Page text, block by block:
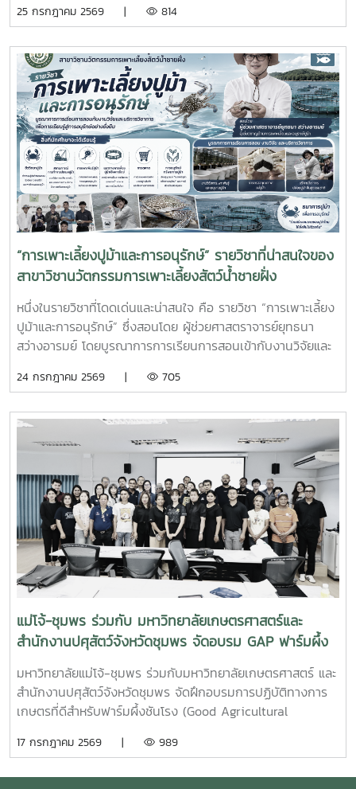
การและหน่วยงานภาคีเครือข่ายเป็นระยะเวลา 4 เดือน เพื่อให้
ความรู้จากห้องเรียนไปประยุกต์ใช้ในการทำงานจริงทั้งนี้ สหกิจ
ศึกษาเป็นส่วนสำคัญของการจัดการเรียนการสอน ที่มุ่งเน้นการ
ผลิตบัณฑิตให้มีความพร้อมทั้งด้านวิชาการและวิชาชีพ นักศึกษา
จะได้ฝึกทักษะการทำงานในสภาพแวดล้อมจริง เรียนรู้การแก้ไข
ปัญหาเฉพาะหน้า อดทน สู้งาน ซื่อสัตย์ มีสัมมาคารวะ ทำงาน
ร่วมกับผู้อื่นได้ และการปรับตัวให้เข้ากับองค์กร ตลอดจนพัฒนา
ทักษะวิชาชีพด้านการเพาะเลี้ยงสัตว์น้ำชายฝั่ง ให้สอดคล้องกับ
ความต้องการของภาคอุตสาหกรรมการผลิตสัตว์น้ำและอื่นๆที่
เกี่ยวข้อง
25 กรกฎาคม 2569 | 814
“การเพาะเลี้ยงปูม้าและการอนุรักษ์” รายวิชาที่น่าสนใจของ
สาขาวิชานวัตกรรมการเพาะเลี้ยงสัตว์น้ำชายฝั่ง
หนึ่งในรายวิชาที่โดดเด่นและน่าสนใจ คือ รายวิชา “การเพาะเลี้ยง
ปูม้าและการอนุรักษ์” ซึ่งสอนโดย ผู้ช่วยศาสตราจารย์ยุทธนา
สว่างอารมย์ โดยบูรณาการการเรียนการสอนเข้ากับงานวิจัยและ
และภาคปฏิบัติ ตั้งแต่ชีววิทยาและวงจรชีวิตของปูม้า การเพาะ
และการฟื้นฟูทรัพยากรปูม้าในพื้นที่ชายฝั่งนักศึกษาจะได้ลงพื้นที่
ปฏิบัติงานจริง ร่วมศึกษาวิจัยและทำกิจกรรมบริการวิชาการกับ
ชุมชน ภาคีเครือข่าย และหน่วยงานที่เกี่ยวข้อง เพื่อแลกเปลี่ยน
องค์ความรู้และร่วมกันพัฒนาแนวทางการอนุรักษ์ทรัพยากรทาง
ทะเล อันเป็นการสร้างประสบการณ์การเรียนรู้จากสถานการณ์
จริง พร้อมปลูกฝังความรับผิดชอบต่อสังคมและสิ่งแวดล้อม
24 กรกฎาคม 2569 | 705
แม่โจ้-ชุมพร ร่วมกับ มหาวิทยาลัยเกษตรศาสตร์และ
สำนักงานปศุสัตว์จังหวัดชุมพร จัดอบรม GAP ฟาร์มผึ้ง
ชันโรง ยกระดับมาตรฐานการเลี้ยงสู่การพัฒนาเศรษฐกิจ
ชุมชนอย่างยั่งยืน
มหาวิทยาลัยแม่โจ้-ชุมพร ร่วมกับมหาวิทยาลัยเกษตรศาสตร์ และ
สำนักงานปศุสัตว์จังหวัดชุมพร จัดฝึกอบรมการปฏิบัติทางการ
เกษตรที่ดีสำหรับฟาร์มผึ้งชันโรง (Good Agricultural
กรกฎาคม พ.ศ. 2569 ณ ห้องประชุมชั้นดาดฟ้า อาคารบุญรอด
17 กรกฎาคม 2569 | 989